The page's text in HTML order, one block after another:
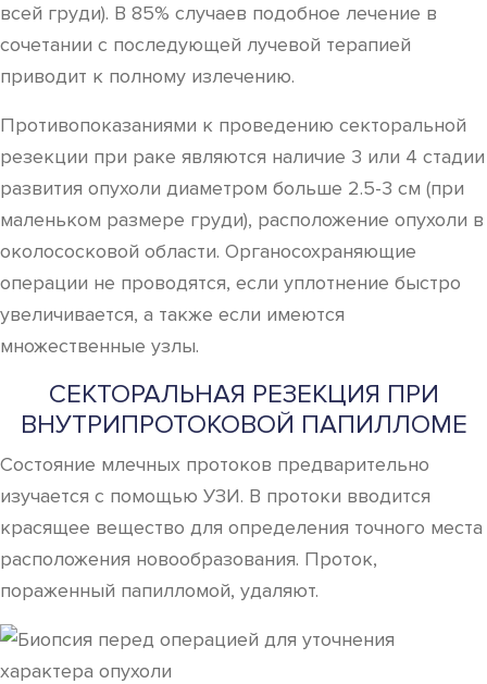
всей груди). В 85% случаев подобное лечение в
сочетании с последующей лучевой терапией
приводит к полному излечению.
Противопоказаниями к проведению секторальной
резекции при раке являются наличие 3 или 4 стадии
развития опухоли диаметром больше 2.5-3 см (при
маленьком размере груди), расположение опухоли в
околососковой области. Органосохраняющие
операции не проводятся, если уплотнение быстро
увеличивается, а также если имеются
множественные узлы.
СЕКТОРАЛЬНАЯ РЕЗЕКЦИЯ ПРИ
ВНУТРИПРОТОКОВОЙ ПАПИЛЛОМЕ
Состояние млечных протоков предварительно
изучается с помощью УЗИ. В протоки вводится
красящее вещество для определения точного места
расположения новообразования. Проток,
пораженный папилломой, удаляют.